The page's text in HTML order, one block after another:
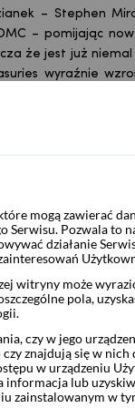
– Stephen
– pomijając
że jest już
wyraźnie
Wczoraj
to rynkom
w okolice 120
i względem
w Europie
może się to
mamy rację,
wystrzał cen ropy
PLN wzrósł zaś z
latki wzrosły o
Ormuz
Dane
mogą zawierać
Serwisu. Pozwala to
działanie
witryny może
pola,
czy w jego
znajdują się w nich
w urządzeniu
lub
zainstalowanym w